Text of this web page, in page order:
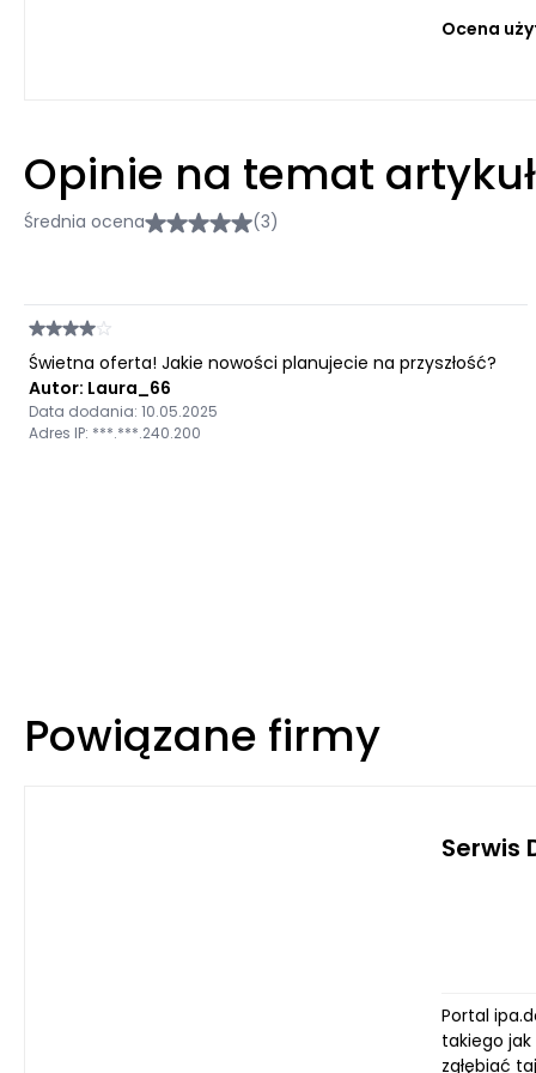
Ocena
Opinie na temat
Średnia ocena (3)
Świetna oferta! Jakie nowości planujecie na przyszłość?
Autor: Laura_66
Data dodania: 10.05.2025
Adres IP: ***.***.240.200
Powiązane firmy
Serwis
Portal
takiego
zgłębiać